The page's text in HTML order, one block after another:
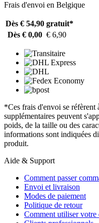
Frais d'envoi en Belgique
Dès € 54,90 gratuit*
Dès € 0,00 € 6,90
*Ces frais d'envoi se réfèrent
supplémentaires peuvent
poids, de la taille ou des
informations sont indiquées
produit.
Aide & Support
Comment passer
Envoi et livraison
Modes de paiement
Politique de retour
Comment utiliser votre